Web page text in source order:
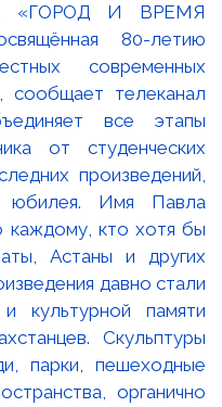
«ГОРОД И ВРЕМЯ
80-летию
современных
сообщает телеканал
все этапы
от студенческих
произведений,
юбилея. Имя Павла
кто хотя бы
Астаны и других
давно стали
культурной памяти
Скульптуры
парки, пешеходные
органично